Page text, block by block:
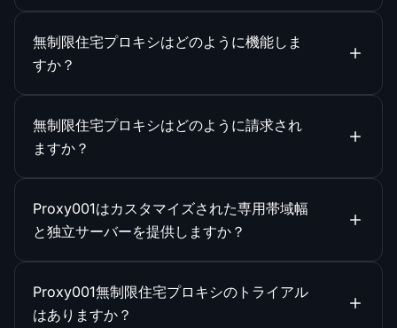
無制限住宅プロキシはどのように機能しま
すか？
無制限住宅プロキシはどのように請求され
ますか？
Proxy001はカスタマイズされた専用帯域幅
と独立サーバーを提供しますか？
Proxy001無制限住宅プロキシのトライアル
はありますか？